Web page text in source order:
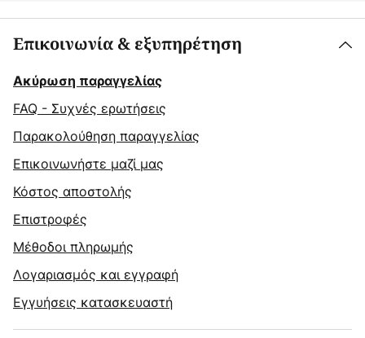
Επικοινωνία & εξυπηρέτηση
Ακύρωση παραγγελίας
FAQ - Συχνές ερωτήσεις
Παρακολούθηση παραγγελίας
Επικοινωνήστε μαζί μας
Κόστος αποστολής
Επιστροφές
Μέθοδοι πληρωμής
Λογαριασμός και εγγραφή
Εγγυήσεις κατασκευαστή